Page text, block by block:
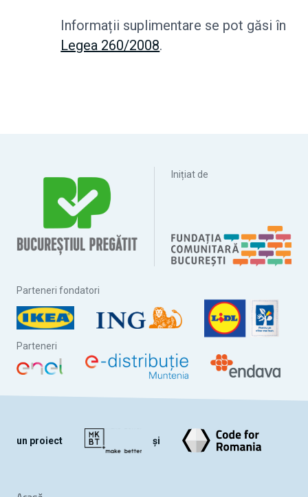
Informații suplimentare se pot găsi în
Legea 260/2008.
Inițiat de
Parteneri fondatori
Parteneri
un proiect și